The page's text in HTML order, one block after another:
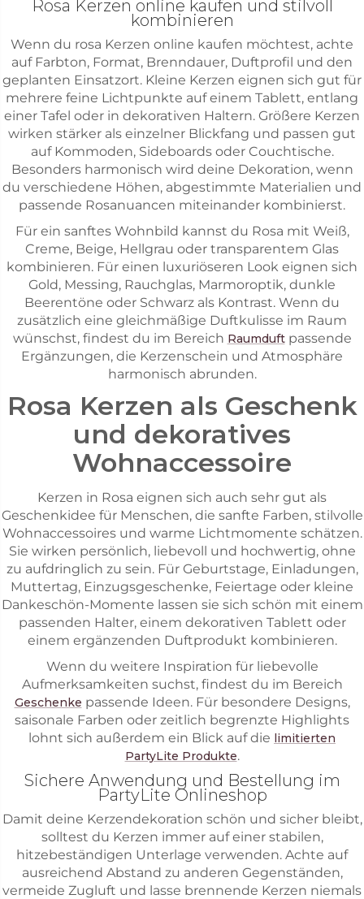
Rosa Kerzen online kaufen und stilvoll
kombinieren
Wenn du rosa Kerzen online kaufen möchtest, achte
auf Farbton, Format, Brenndauer, Duftprofil und den
geplanten Einsatzort. Kleine Kerzen eignen sich gut für
mehrere feine Lichtpunkte auf einem Tablett, entlang
einer Tafel oder in dekorativen Haltern. Größere Kerzen
wirken stärker als einzelner Blickfang und passen gut
auf Kommoden, Sideboards oder Couchtische.
Besonders harmonisch wird deine Dekoration, wenn
du verschiedene Höhen, abgestimmte Materialien und
passende Rosanuancen miteinander kombinierst.
Für ein sanftes Wohnbild kannst du Rosa mit Weiß,
Creme, Beige, Hellgrau oder transparentem Glas
kombinieren. Für einen luxuriöseren Look eignen sich
Gold, Messing, Rauchglas, Marmoroptik, dunkle
Beerentöne oder Schwarz als Kontrast. Wenn du
zusätzlich eine gleichmäßige Duftkulisse im Raum
wünschst, findest du im Bereich Raumduftpassende
Ergänzungen, die Kerzenschein und Atmosphäre
harmonisch abrunden.
Rosa Kerzen als Geschenk
und dekoratives
Wohnaccessoire
Kerzen in Rosa eignen sich auch sehr gut als
Geschenkidee für Menschen, die sanfte Farben, stilvolle
Wohnaccessoires und warme Lichtmomente schätzen.
Sie wirken persönlich, liebevoll und hochwertig, ohne
zu aufdringlich zu sein. Für Geburtstage, Einladungen,
Muttertag, Einzugsgeschenke, Feiertage oder kleine
Dankeschön-Momente lassen sie sich schön mit einem
passenden Halter, einem dekorativen Tablett oder
einem ergänzenden Duftprodukt kombinieren.
Wenn du weitere Inspiration für liebevolle
Aufmerksamkeiten suchst, findest du im Bereich
Geschenke passende Ideen. Für besondere Designs,
saisonale Farben oder zeitlich begrenzte Highlights
lohnt sich außerdem ein Blick auf die limitierten
PartyLite Produkte.
Sichere Anwendung und Bestellung im
PartyLite Onlineshop
Damit deine Kerzendekoration schön und sicher bleibt,
solltest du Kerzen immer auf einer stabilen,
hitzebeständigen Unterlage verwenden. Achte auf
ausreichend Abstand zu anderen Gegenständen,
vermeide Zugluft und lasse brennende Kerzen niemals